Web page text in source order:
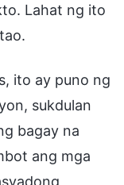
Lahat ng ito
ito ay puno ng
sukdulan
bagay na
ang mga